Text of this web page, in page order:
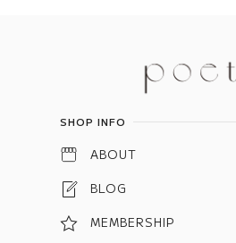
Information
SHOP INFO
ABOUT
BLOG
MEMBERSHIP